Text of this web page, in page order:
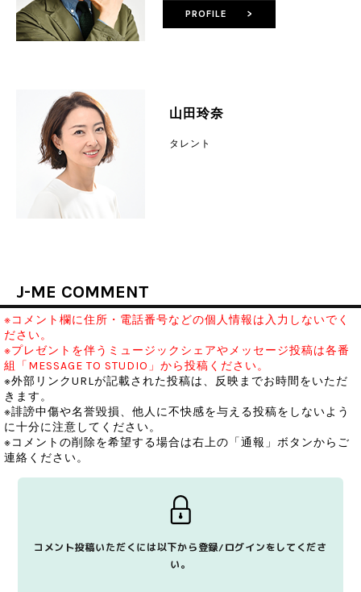
山田玲奈
タレント
PROFILE >
J-ME COMMENT
※コメント欄に住所・電話番号などの個人情報は入力しないでく
ださい。
※プレゼントを伴うミュージックシェアやメッセージ投稿は各番
組「MESSAGE TO STUDIO」から投稿ください。
※外部リンクURLが記載された投稿は、反映までお時間をいただ
きます。
※誹謗中傷や名誉毀損、他人に不快感を与える投稿をしないよう
に十分に注意してください。
※コメントの削除を希望する場合は右上の「通報」ボタンからご
連絡ください。
コメント投稿いただくには以下から登録/ログインをしてくださ
い。